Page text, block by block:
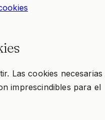
Las cookies necesarias
imprescindibles para el